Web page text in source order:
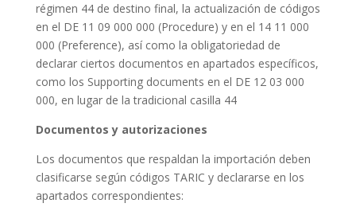
régimen 44 de destino final, la actualización de códigos
en el DE 11 09 000 000 (Procedure) y en el 14 11 000
000 (Preference), así como la obligatoriedad de
declarar ciertos documentos en apartados específicos,
como los Supporting documents en el DE 12 03 000
000, en lugar de la tradicional casilla 44
Documentos y autorizaciones
Los documentos que respaldan la importación deben
clasificarse según códigos TARIC y declararse en los
apartados correspondientes: